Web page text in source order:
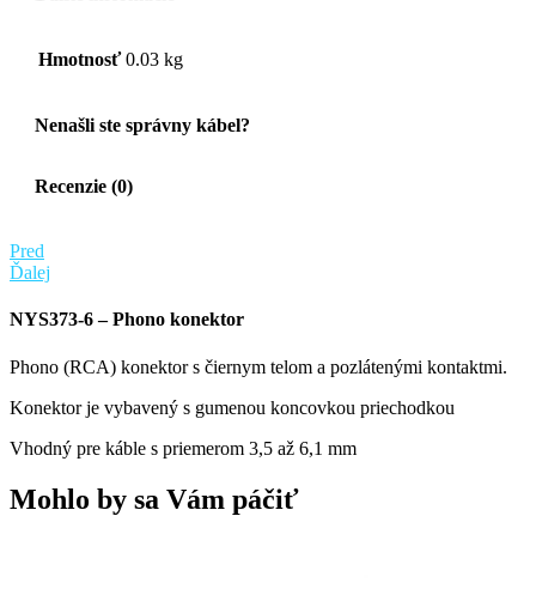
Hmotnosť 0.03 kg
Nenašli ste správny kábel?
Recenzie (0)
Pred
Ďalej
NYS373-6 – Phono konektor
Phono (RCA) konektor s čiernym telom a pozlátenými kontaktmi.
Konektor je vybavený s gumenou koncovkou priechodkou
Vhodný pre káble s priemerom 3,5 až 6,1 mm
Mohlo by sa Vám páčiť